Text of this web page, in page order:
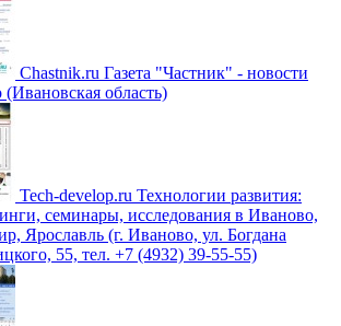
Chastnik.ru Газета "Частник" - новости
область)
Tech-develop.ru Технологии развития:
семинары, исследования в Иваново,
Ярославль (г. Иваново, ул. Богдана
55, тел. +7 (4932) 39-55-55)